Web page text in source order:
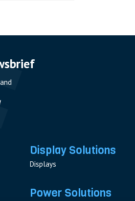
Display Solutions
Displays
Power Solutions